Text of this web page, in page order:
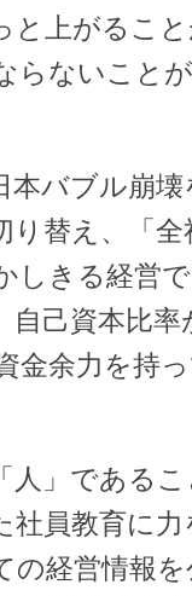
と上がるこ
らないこと
本バブル崩
り替え、「
しきる経営
自己資本比
金余力を持
人」である
社員教育に
の経営情報